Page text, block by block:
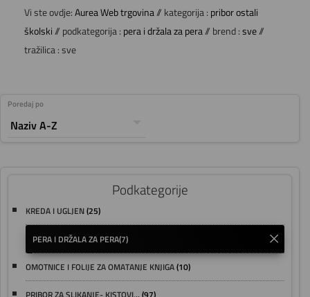
Vi ste ovdje: Aurea Web trgovina// kategorija : pribor ostali
školski // podkategorija : pera i držala za pera// brend : sve//
tražilica : sve
Poredaj po
Podkategorije
KREDA I UGLJEN(25)
PERA I DRŽALA ZA PERA(7)
OMOTNICE I FOLIJE ZA OMATANJE KNJIGA(10)